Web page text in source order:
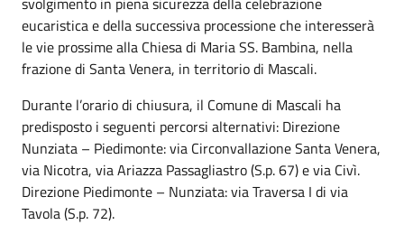
eucaristica e della successiva processione che interesserà
le vie prossime alla Chiesa di Maria SS. Bambina, nella
frazione di Santa Venera, in territorio di Mascali.
Durante l’orario di chiusura, il Comune di Mascali ha
predisposto i seguenti percorsi alternativi: Direzione
Nunziata – Piedimonte: via Circonvallazione Santa Venera,
via Nicotra, via Ariazza Passagliastro (S.p. 67) e via Civì.
Direzione Piedimonte – Nunziata: via Traversa I di via
Tavola (S.p. 72).